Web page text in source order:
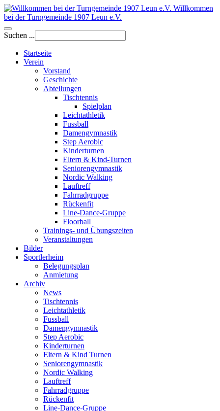
Willkommen
bei der Turngemeinde 1907 Leun e.V.
Suchen ...
Startseite
Verein
Vorstand
Geschichte
Abteilungen
Tischtennis
Spielplan
Leichtathletik
Fussball
Damengymnastik
Step Aerobic
Kinderturnen
Eltern & Kind-Turnen
Seniorengymnastik
Nordic Walking
Lauftreff
Fahrradgruppe
Rückenfit
Line-Dance-Gruppe
Floorball
Trainings- und Übungszeiten
Veranstaltungen
Bilder
Sportlerheim
Belegungsplan
Anmietung
Archiv
News
Tischtennis
Leichtathletik
Fussball
Damengymnastik
Step Aerobic
Kinderturnen
Eltern & Kind Turnen
Seniorengymnastik
Nordic Walking
Lauftreff
Fahrradgruppe
Rückenfit
Line-Dance-Gruppe